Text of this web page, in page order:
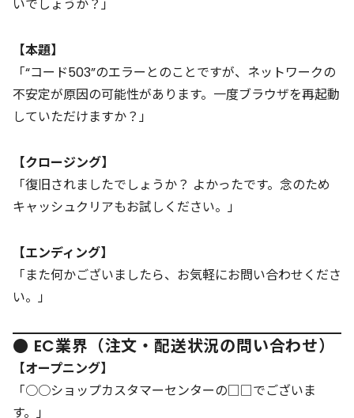
いでしょうか？」
【本題】
「“コード503”のエラーとのことですが、ネットワークの
不安定が原因の可能性があります。一度ブラウザを再起動
していただけますか？」
【クロージング】
「復旧されましたでしょうか？ よかったです。念のため
キャッシュクリアもお試しください。」
【エンディング】
「また何かございましたら、お気軽にお問い合わせくださ
い。」
● EC業界（注文・配送状況の問い合わせ）
【オープニング】
「○○ショップカスタマーセンターの□□でございま
す。」